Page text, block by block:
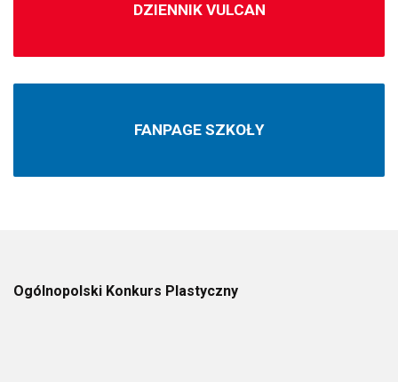
DZIENNIK VULCAN
FANPAGE SZKOŁY
Ogólnopolski Konkurs Plastyczny